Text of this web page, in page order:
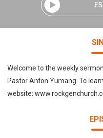
Welcome to the weekly
Pastor Anton Yumang. To
website: